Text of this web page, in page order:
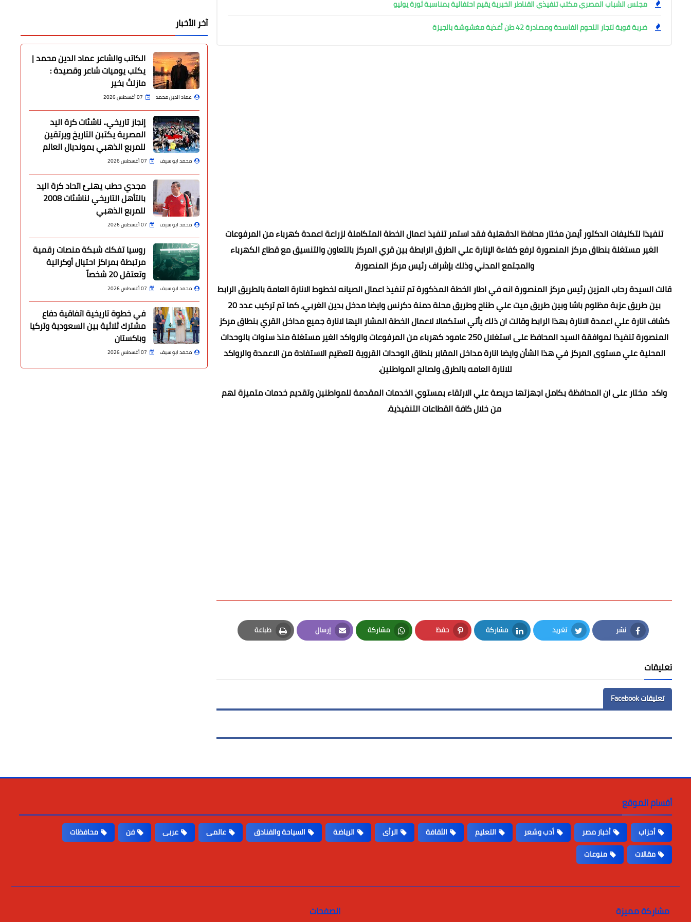
مجلس الشباب المصري مكتب تنفيذي القناطر الخبرية يقيم احتفالية بمناسبة ثورة يوليو
ضربة قوية لتجار اللحوم الفاسدة ومصادرة 42 طن أغذية مغشوشة بالجيزة
تنفيذا لتكليفات الدكتور أيمن مختار محافظ الدقهلية فقد استمر تنفيذ اعمال الخطة المتكاملة لزراعة اعمدة كهرباء من المرفوعات
الغير مستغلة بنطاق مركز المنصورة لرفع كفاءة الإنارة علي الطرق الرابطة بين قري المركز بالتعاون والتنسيق مع قطاع الكهرباء
والمجتمع المدني وذلك بإشراف رئيس مركز المنصورة.
قالت السيدة رحاب المزين رئيس مركز المنصورة انه في اطار الخطة المذكورة تم تنفيذ اعمال الصيانه لخطوط الانارة العامة بالطريق الرابط
بين طريق عزبة مظلوم باشا وبين طريق ميت علي طناح وطريق محلة دمنة دكرنس وايضا مدخل بدين الغربي، كما تم تركيب عدد 20
كشاف انارة علي اعمدة الانارة بهذا الرابط وقالت ان ذلك يأتي استكمالا لاعمال الخطة المشار اليها لانارة جميع مداخل القري بنطاق مركز
المنصورة تنفيذا لموافقة السيد المحافظ على استغلال 250 عامود كهرباء من المرفوعات والرواكد الغير مستغلة منذ سنوات بالوحدات
المحلية علي مستوى المركز في هذا الشأن وايضا انارة مداخل المقابر بنطاق الوحدات القروية لتعظيم الاستفادة من الاعمدة والرواكد
للانارة العامه بالطرق ولصالح المواطنين.
واكد مختار على ان المحافظة بكامل اجهزتها حريصة علي الارتقاء بمستوي الخدمات المقدمة للمواطنين وتقديم خدمات متميزة لهم
من خلال كافة القطاعات التنفيذية.
نشر
Facebook
تغريد
Twitter
مشاركة
LinkedIn
حفظ
Pinterest
مشاركة
Whatsapp
إرسال
Email
طباعة
Print
تعليقات
تعليقات Facebook
آخر الأخبار
الكاتب والشاعر عماد الدين محمد |
يكتب يوميات شاعر وقصيدة :
مازلتُ بخير
عماد الدين محمد 07 أغسطس 2026
إنجاز تاريخي.. ناشئات كرة اليد
المصرية يكتبن التاريخ ويرتقين
للمربع الذهبي بمونديال العالم
محمد ابو سيف 07 أغسطس 2026
مجدي حطب يهنئ اتحاد كرة اليد
بالتأهل التاريخي لناشئات 2008
للمربع الذهبي
محمد ابو سيف 07 أغسطس 2026
روسيا تفكك شبكة منصات رقمية
مرتبطة بمراكز احتيال أوكرانية
وتعتقل 20 شخصاً
محمد ابو سيف 07 أغسطس 2026
في خطوة تاريخية اتفاقية دفاع
مشترك ثلاثية بين السعودية وتركيا
وباكستان
محمد ابو سيف 07 أغسطس 2026
أقسام الموقع
أحزاب أخبار مصر أدب وشعر التعليم الثقافة الرأى الرياضة السياحة والفنادق عالمى عربى فن
محافظات
مقالات
منوعات
مشاركة مميزة الصفحات